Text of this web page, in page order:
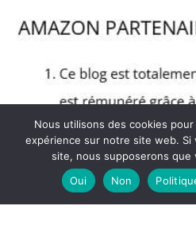
Nous utilisons des cookies
expérience sur notre site web. Si
site, nous supposerons que
Oui
Non